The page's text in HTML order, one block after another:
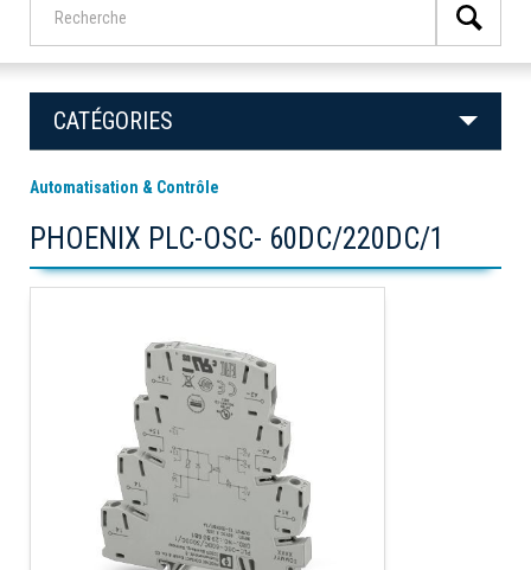
CATÉGORIES
Automatisation & Contrôle
PHOENIX PLC-OSC- 60DC/220DC/1